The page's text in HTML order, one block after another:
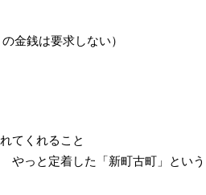
金銭は要求しない）
てくれること
っと定着した「新町古町」という